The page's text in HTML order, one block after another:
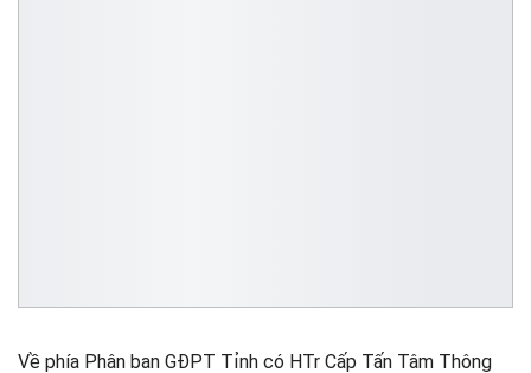
Về phía Phân ban GĐPT Tỉnh có HTr Cấp Tấn Tâm Thông